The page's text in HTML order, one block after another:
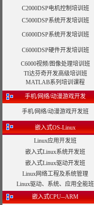
C2000DSP电机控制培训班
C5000DSP系统开发培训班
C6000DSP系统开发培训班
C6000DSP硬件开发培训班
C6000视频/图像处理培训班
TI达芬奇开发高级培训班
MATLAB系列培训课程
手机/网络/动漫游戏开发
手机/网络/动漫游戏开发班
嵌入式OS-Linux
Linux应用开发班
嵌入式Linux系统开发班
嵌入式Linux驱动开发班
Linux网络工程及系统管理
Linux驱动、系统、应用全能班
嵌入式CPU--ARM